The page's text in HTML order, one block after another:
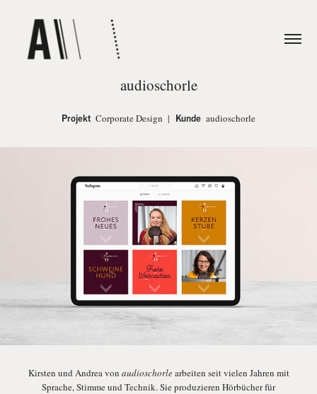
audioschorle
ProjektCorporate Design | Kunde audioschorle
Kirsten und Andrea von audioschorlearbeiten seit vielen Jahren mit
Sprache, Stimme und Technik. Sie produzieren Hörbücher für